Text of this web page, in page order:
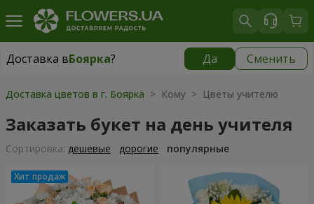
Доставка вБоярка? Да Сменить
Доставка вБоярка|
Доставка цветов в г. Боярка > Кому > Цветы учителю
Заказать букет на день учителя
Cортировка: дешевые дорогие популярные